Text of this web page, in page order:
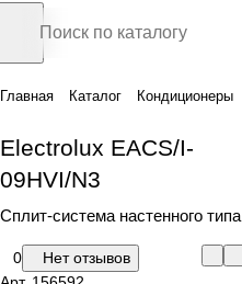
Главная Каталог Кондиционеры
Electrolux EACS/I-
09HVI/N3
Сплит-система настенного типа
0
Нет отзывов